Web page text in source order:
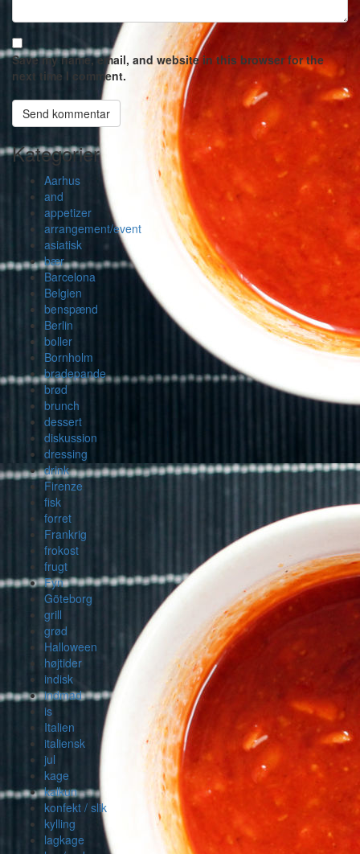
Save my name, email, and website in this browser for the
next time I comment.
Kategorier
Aarhus
and
appetizer
arrangement/event
asiatisk
bær
Barcelona
Belgien
benspænd
Berlin
boller
Bornholm
bradepande
brød
brunch
dessert
diskussion
dressing
drink
Firenze
fisk
forret
Frankrig
frokost
frugt
Fyn
Göteborg
grill
grød
Halloween
højtider
indisk
indmad
is
Italien
italiensk
jul
kage
kalkun
konfekt / slik
kylling
lagkage